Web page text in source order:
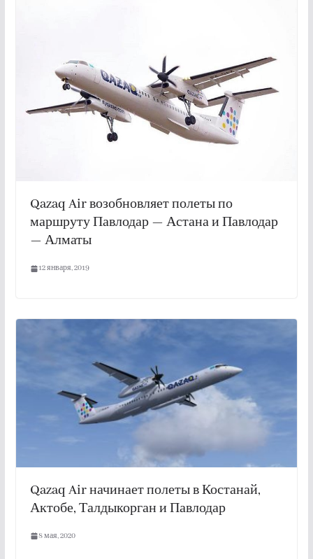
Qazaq Air возобновляет полеты по
маршруту Павлодар — Астана и Павлодар
— Алматы
12 января, 2019
Qazaq Air начинает полеты в Костанай,
Актобе, Талдыкорган и Павлодар
8 мая, 2020